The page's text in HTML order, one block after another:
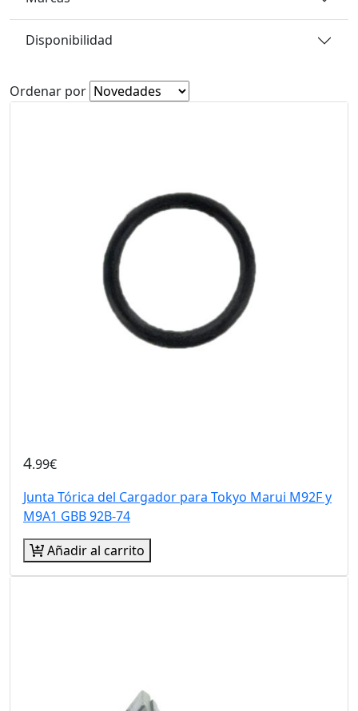
Disponibilidad
Ordenar por
4.99€
Junta Tórica del Cargador para Tokyo Marui M92F y
M9A1 GBB 92B-74
Añadir al carrito